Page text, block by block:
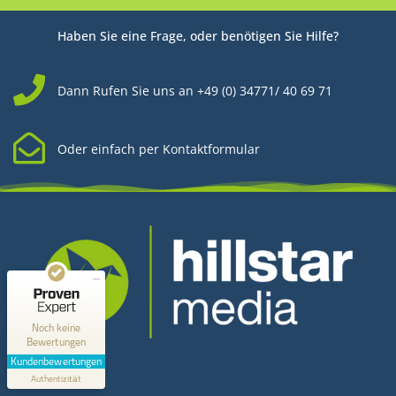
Haben Sie eine Frage, oder benötigen Sie Hilfe?
Dann Rufen Sie uns an +49 (0) 34771/ 40 69 71
Oder einfach per Kontaktformular
Kontakt
Hillstar Media
Noch keine
Bewertungen
Kundenbewertungen
Authentizität
Hillstar Media
MANGELHAFT
0,00 / 5,00
Erfahren Sie mehr über dieses Bewertungssiegel
Profil ansehen